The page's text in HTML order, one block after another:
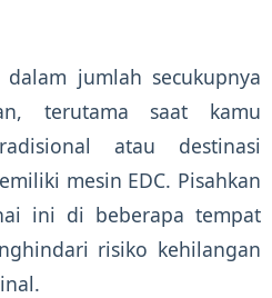
jumlah secukupnya
terutama saat kamu
atau destinasi
mesin EDC. Pisahkan
ini di beberapa tempat
risiko kehilangan